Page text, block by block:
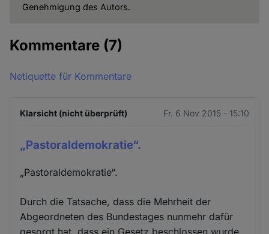
Genehmigung des Autors.
Kommentare (7)
Netiquette für Kommentare
Klarsicht (nicht überprüft) Fr. 6 Nov 2015 - 15:10
„Pastoraldemokratie“.
„Pastoraldemokratie“.
Durch die Tatsache, dass die Mehrheit der
Abgeordneten des Bundestages nunmehr dafür
gesorgt hat, dass ein Gesetz beschlossen wurde,